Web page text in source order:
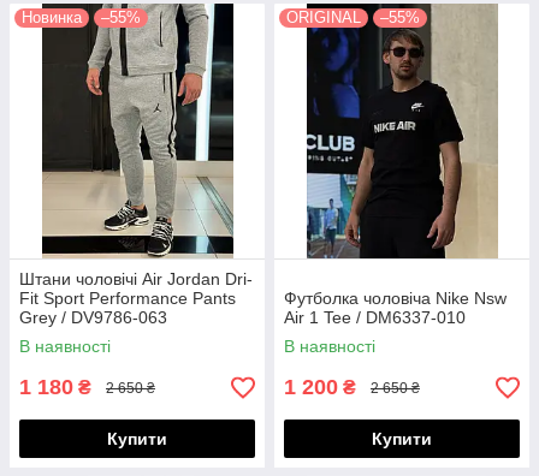
Новинка –55%
Штани чоловічі Air Jordan Dri-
Fit Sport Performance Pants
Grey / DV9786-063
В наявності
1 180 ₴ 2 650 ₴
Купити
ORIGINAL –55%
Футболка чоловіча Nike Nsw
Air 1 Tee / DM6337-010
В наявності
1 200 ₴ 2 650 ₴
Купити